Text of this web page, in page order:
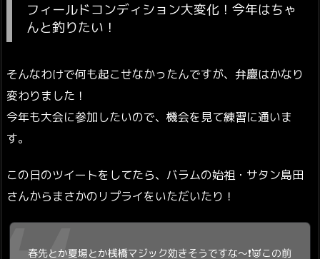
フィールドコンディション大変化！今年はちゃ
んと釣りたい！
そんなわけで何も起こせなかったんですが、弁慶はかなり
変わりました！
今年も大会に参加したいので、機会を見て練習に通いま
す。
この日のツイートをしてたら、バラムの始祖・サタン島田
さんからまさかのリプライをいただいたり！
春先とか夏場とか桟橋マジック効きそうですな〜❗️👿この前